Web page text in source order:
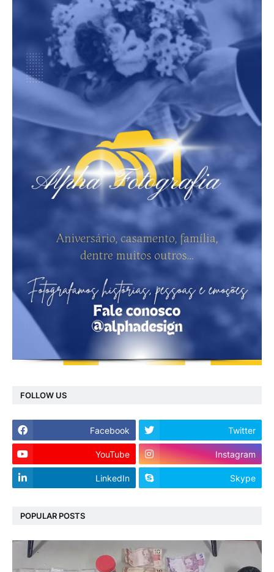
FOLLOW US
Facebook Twitter
YouTube Instagram
LinkedIn Skype
POPULAR POSTS